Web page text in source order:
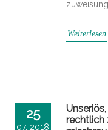
Weiterlesen
25
07, 2018
rechtlich